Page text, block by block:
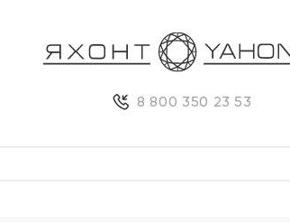
8 800 350 23 53